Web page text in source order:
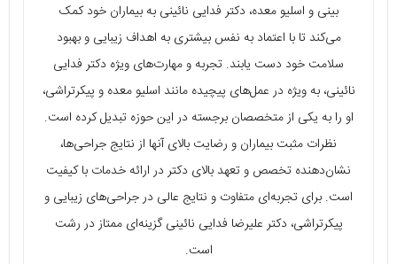
بینی و اسلیو معده، دکتر فدایی نائینی به بیماران خود کمک
می‌کند تا با اعتماد به نفس بیشتری به اهداف زیبایی و بهبود
سلامت خود دست یابند. تجربه و مهارت‌های ویژه دکتر فدایی
نائینی، به ویژه در عمل‌های پیچیده مانند اسلیو معده و پیکرتراشی،
او را به یکی از متخصصان برجسته در این حوزه تبدیل کرده است.
نظرات مثبت بیماران و رضایت بالای آنها از نتایج جراحی‌ها،
نشان‌دهنده تخصص و تعهد بالای دکتر در ارائه خدمات با کیفیت
است. برای تجربه‌ای متفاوت و نتایج عالی در جراحی‌های زیبایی و
پیکرتراشی، دکتر علیرضا فدایی نائینی گزینه‌ای ممتاز در رشت
است.